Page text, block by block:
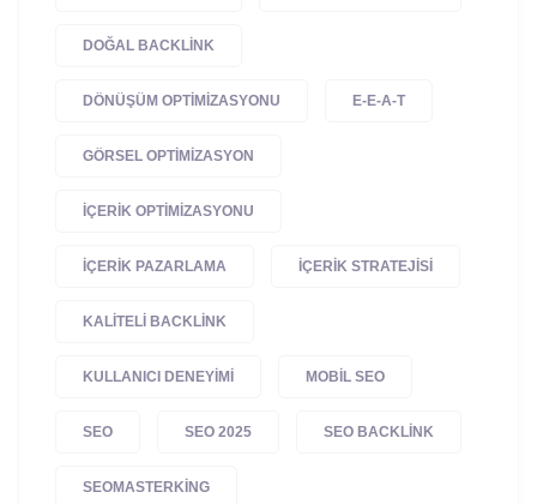
DOĞAL BACKLINK
DÖNÜŞÜM OPTIMIZASYONU E-E-A-T
GÖRSEL OPTIMIZASYON
IÇERIK OPTIMIZASYONU
IÇERIK PAZARLAMA IÇERIK STRATEJISI
KALITELI BACKLINK
KULLANICI DENEYIMI MOBIL SEO
SEO SEO 2025 SEO BACKLINK
SEOMASTERKING